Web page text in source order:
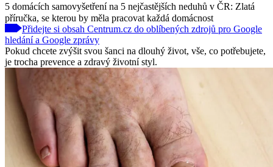
5 domácích samovyšetření na 5 nejčastějších neduhů v ČR: Zlatá
příručka, se kterou by měla pracovat každá domácnost
Přidejte si obsah Centrum.cz do oblíbených zdrojů pro Google
hledání a Google zprávy
Pokud chcete zvýšit svou šanci na dlouhý život, vše, co potřebujete,
je trocha prevence a zdravý životní styl.